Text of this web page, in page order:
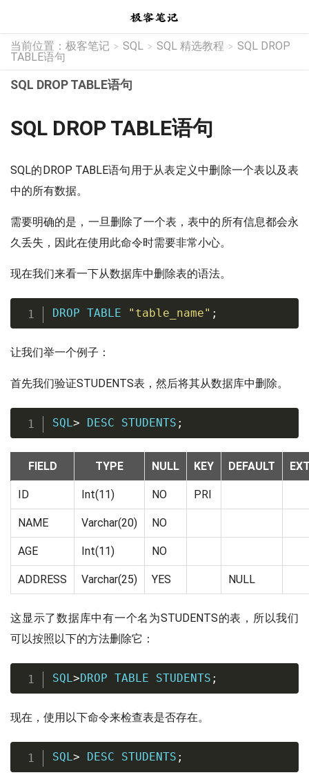
当前位置： 极客笔记 > SQL > SQL 精选教程 > SQL DROP
TABLE语句
SQL DROP TABLE语句
SQL DROP TABLE语句
SQL的DROP TABLE语句用于从表定义中删除一个表以及表
中的所有数据。
需要明确的是，一旦删除了一个表，表中的所有信息都会永
久丢失，因此在使用此命令时需要非常小心。
现在我们来看一下从数据库中删除表的语法。
DROP TABLE "table_name" ;
让我们举一个例子：
首先我们验证STUDENTS表，然后将其从数据库中删除。
SQL> DESC STUDENTS ;
FIELD TYPE NULL KEY DEFAULT
ID Int(11) NO PRI
NAME Varchar(20) NO
AGE Int(11) NO
ADDRESS Varchar(25) YES NULL
这显示了数据库中有一个名为STUDENTS的表，所以我们
可以按照以下的方法删除它：
SQL>DROP TABLE STUDENTS ;
现在，使用以下命令来检查表是否存在。
SQL> DESC STUDENTS ;